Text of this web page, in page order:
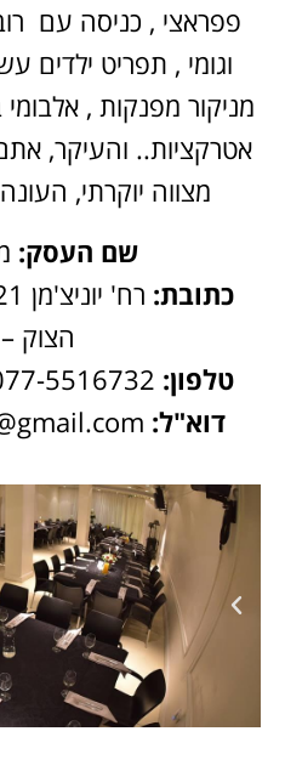
פפראצי , כניסה עם
וגומי , תפריט ילדים
מניקור מפנקות , אלבומי
אטרקציות.. והעיקר,
מצווה יוקרתי,
שם העסק:
כתובת:
הצוק
טלפון:
דוא"ל: